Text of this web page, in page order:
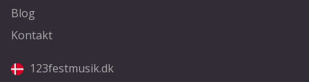
Blog
Kontakt
123festmusik.dk